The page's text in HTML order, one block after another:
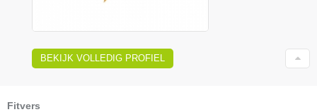
BEKIJK VOLLEDIG PROFIEL
Fitvers